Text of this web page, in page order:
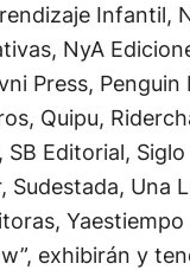
Infantil,
NyA
Press, Penguin
Quipu,
SB Editorial,
Sudestada, Una
exhibirán y